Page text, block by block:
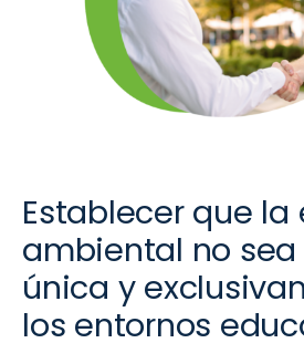
Establecer que la
ambiental no
única y
los entornos